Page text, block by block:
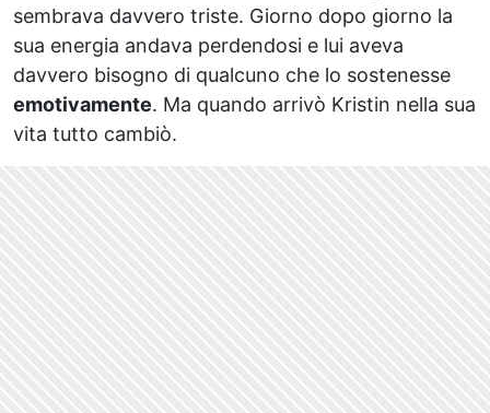
sembrava davvero triste. Giorno dopo giorno la
sua energia andava perdendosi e lui aveva
davvero bisogno di qualcuno che lo sostenesse
emotivamente. Ma quando arrivò Kristin nella sua
vita tutto cambiò.